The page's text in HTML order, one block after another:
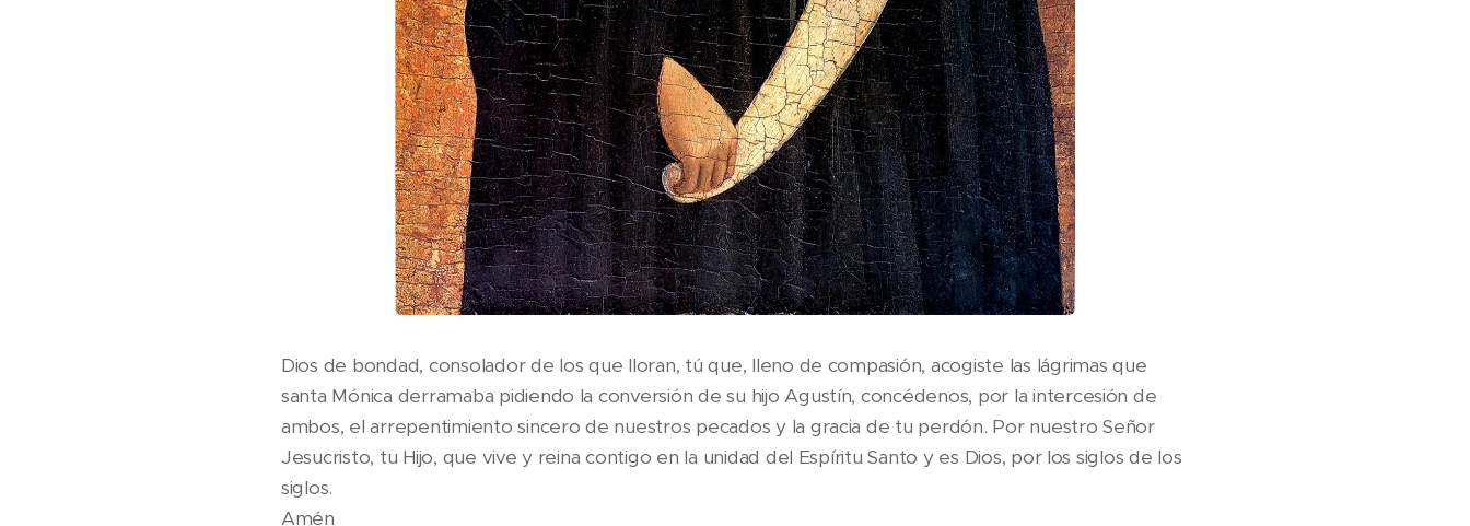
Dios de bondad, consolador de los que lloran, tú que, lleno de compasión, acogiste las lágrimas que
santa Mónica derramaba pidiendo la conversión de su hijo Agustín, concédenos, por la intercesión de
ambos, el arrepentimiento sincero de nuestros pecados y la gracia de tu perdón. Por nuestro Señor
Jesucristo, tu Hijo, que vive y reina contigo en la unidad del Espíritu Santo y es Dios, por los siglos de los
siglos.
Amén